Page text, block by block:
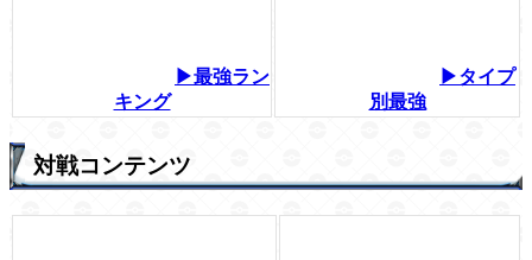
▶最強ラン
キング
▶タイプ
別最強
対戦コンテンツ